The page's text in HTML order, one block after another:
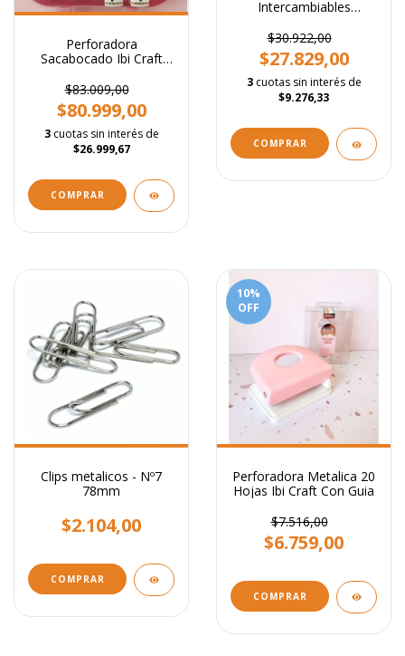
Perforadora
Sacabocado Ibi Craft
Valija 26 Letras
$83.009,00
$80.999,00
3 cuotas sin interés de
$26.999,67
Intercambiables
$30.922,00
$27.829,00
3 cuotas sin interés de
$9.276,33
Clips metalicos - Nº7
78mm
$2.104,00
10%
OFF
Perforadora Metalica 20
Hojas Ibi Craft Con Guia
$7.516,00
$6.759,00
COMPRAR